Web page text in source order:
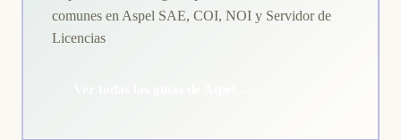
comunes en Aspel SAE, COI, NOI y Servidor de
Licencias